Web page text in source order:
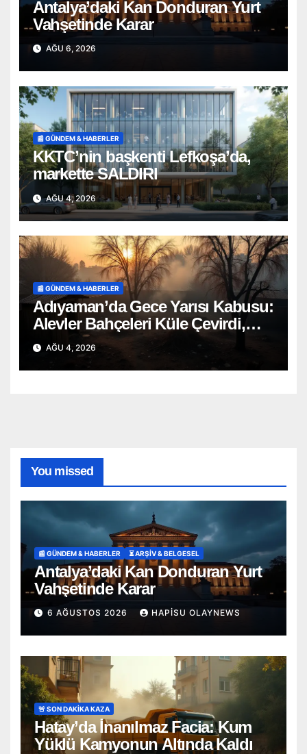
Antalya’daki Kan Donduran Yurt
Vahşetinde Karar
AĞU 6, 2026
📰 GÜNDEM & HABERLER
KKTC’nin başkenti Lefkoşa’da,
markette SALDIRI
AĞU 4, 2026
📰 GÜNDEM & HABERLER
Adıyaman’da Gece Yarısı Kabusu:
Alevler Bahçeleri Küle Çevirdi,
Onlarca Can Telef Oldu!
AĞU 4, 2026
You missed
📰 GÜNDEM & HABERLER ⏳ ARŞİV & BELGESEL
Antalya’daki Kan Donduran Yurt
Vahşetinde Karar
6 AĞUSTOS 2026 HAPISU OLAYNEWS
🚨 SON DAKİKA KAZA
Hatay’da İnanılmaz Facia: Kum
Yüklü Kamyonun Altında Kaldı